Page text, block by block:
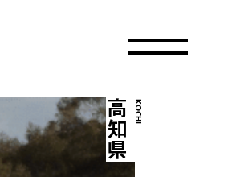
KOCHI
高知県